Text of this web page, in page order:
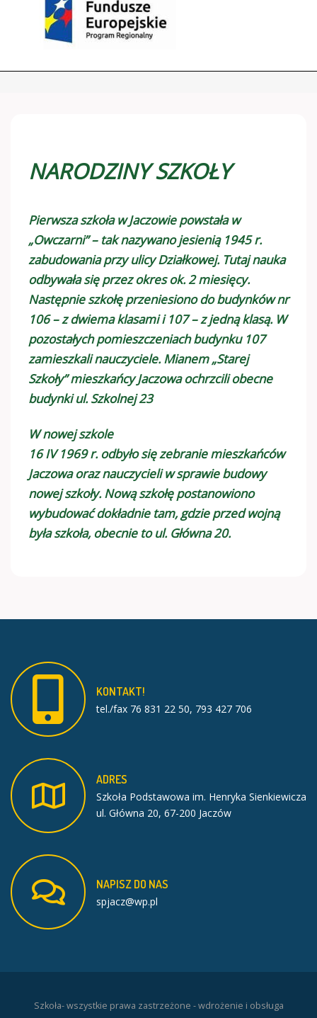
NARODZINY SZKOŁY
Pierwsza szkoła w Jaczowie powstała w
„Owczarni” – tak nazywano jesienią 1945 r.
zabudowania przy ulicy Działkowej. Tutaj nauka
odbywała się przez okres ok. 2 miesięcy.
Następnie szkołę przeniesiono do budynków nr
106 – z dwiema klasami i 107 – z jedną klasą. W
pozostałych pomieszczeniach budynku 107
zamieszkali nauczyciele. Mianem „Starej
Szkoły” mieszkańcy Jaczowa ochrzcili obecne
budynki ul. Szkolnej 23
W nowej szkole
16 IV 1969 r. odbyło się zebranie mieszkańców
Jaczowa oraz nauczycieli w sprawie budowy
nowej szkoły. Nową szkołę postanowiono
wybudować dokładnie tam, gdzie przed wojną
była szkoła, obecnie to ul. Główna 20.
KONTAKT!
tel./fax 76 831 22 50, 793 427 706
ADRES
Szkoła Podstawowa im. Henryka Sienkiewicza
ul. Główna 20, 67-200 Jaczów
NAPISZDO NAS
spjacz@wp.pl
Szkoła- wszystkie prawa zastrzeżone - wdrożenie i obsługa